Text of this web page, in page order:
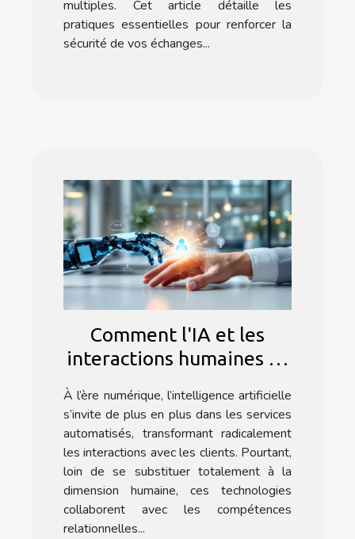
multiples. Cet article détaille les
pratiques essentielles pour renforcer la
sécurité de vos échanges...
Comment l'IA et les
interactions humaines se
services automatisés
À l’ère numérique, l’intelligence artificielle
s’invite de plus en plus dans les services
automatisés, transformant radicalement
les interactions avec les clients. Pourtant,
loin de se substituer totalement à la
dimension humaine, ces technologies
collaborent avec les compétences
relationnelles...